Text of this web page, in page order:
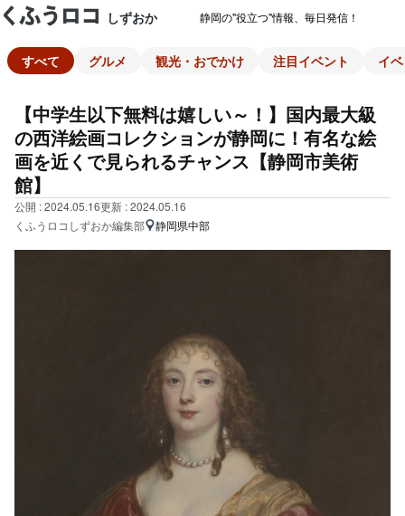
しずおか 静岡の"役立つ"情報、毎日発信！
すべて グルメ 観光・おでかけ 注目イベント イ
【中学生以下無料は嬉しい～！】国内最大級
の西洋絵画コレクションが静岡に！有名な絵
画を近くで見られるチャンス【静岡市美術
館】
公開 : 2024.05.16更新 : 2024.05.16
くふうロコしずおか編集部
静岡県中部